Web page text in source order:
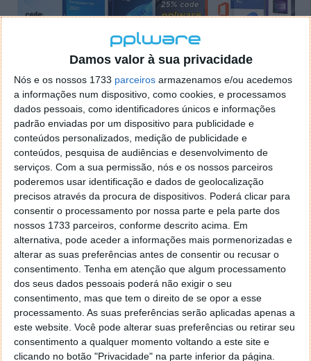
Damos valor à sua privacidade
Nós e os nossos 1733 parceiros armazenamos e/ou acedemos
a informações num dispositivo, como cookies, e processamos
dados pessoais, como identificadores únicos e informações
padrão enviadas por um dispositivo para publicidade e
conteúdos personalizados, medição de publicidade e
conteúdos, pesquisa de audiências e desenvolvimento de
serviços. Com a sua permissão, nós e os nossos parceiros
poderemos usar identificação e dados de geolocalização
precisos através da procura de dispositivos. Poderá clicar para
consentir o processamento por nossa parte e pela parte dos
nossos 1733 parceiros, conforme descrito acima. Em
alternativa, pode aceder a informações mais pormenorizadas e
alterar as suas preferências antes de consentir ou recusar o
consentimento. Tenha em atenção que algum processamento
dos seus dados pessoais poderá não exigir o seu
consentimento, mas que tem o direito de se opor a esse
processamento. As suas preferências serão aplicadas apenas a
este website. Você pode alterar suas preferências ou retirar seu
consentimento a qualquer momento voltando a este site e
clicando no botão "Privacidade" na parte inferior da página.
DEIXE UM COMENTÁRIO
Comentário
Nome * Email *
Notifique-me de novos comentários por e-mail.
Também se podeinscreversem comentar.